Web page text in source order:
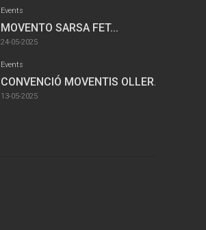
Events
MOVENTO SARSA FET...
24-05-2025
Events
CONVENCIÓ MOVENTIS OLLER...
13-05-2025